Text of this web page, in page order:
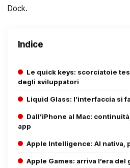
Dock.
Indice
Le quick keys: scorciatoie
degli sviluppatori
Liquid Glass: l’interfaccia si
Dall’iPhone al Mac:
app
Apple Intelligence: AI nativa,
Apple Games: arriva l’era del